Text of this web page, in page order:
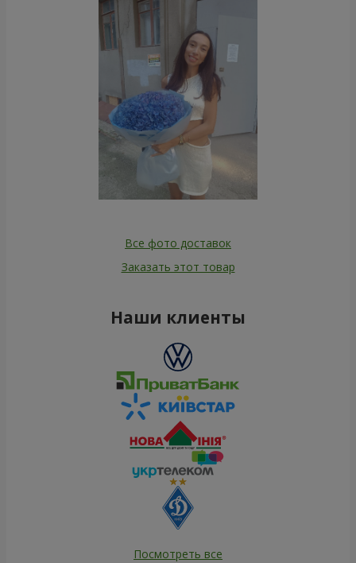
Все фото доставок
Заказать этот товар
Наши клиенты
Посмотреть все